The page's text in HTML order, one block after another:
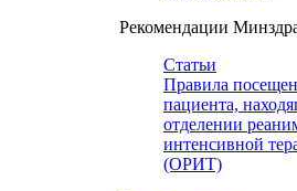
Рекомендации
Статьи
Правила
пациента,
отделении
интенсивной
(ОРИТ)